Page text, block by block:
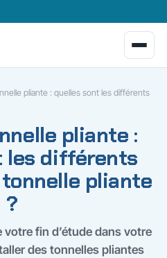
pliante : quelles sont les différents
pliante :
les différents
tonnelle pliante
?
votre fin d’étude dans votre
des tonnelles pliantes